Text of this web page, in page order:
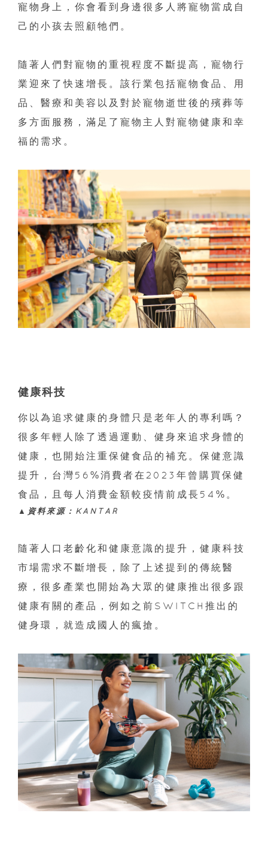
寵物身上，你會看到身邊很多人將寵物當成自
己的小孩去照顧牠們。
隨著人們對寵物的重視程度不斷提高，寵物行
業迎來了快速增長。該行業包括寵物食品、用
品、醫療和美容以及對於寵物逝世後的殯葬等
多方面服務，滿足了寵物主人對寵物健康和幸
福的需求。
健康科技
你以為追求健康的身體只是老年人的專利嗎？
很多年輕人除了透過運動、健身來追求身體的
健康，也開始注重保健食品的補充。保健意識
提升，台灣56%消費者在2023年曾購買保健
食品，且每人消費金額較疫情前成長54%。
▲資料來源：KANTAR
隨著人口老齡化和健康意識的提升，健康科技
市場需求不斷增長，除了上述提到的傳統醫
療，很多產業也開始為大眾的健康推出很多跟
健康有關的產品，例如之前SWITCH推出的
健身環，就造成國人的瘋搶。